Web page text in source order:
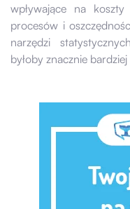
wpływające na
procesów i
narzędzi
byłoby znacznie